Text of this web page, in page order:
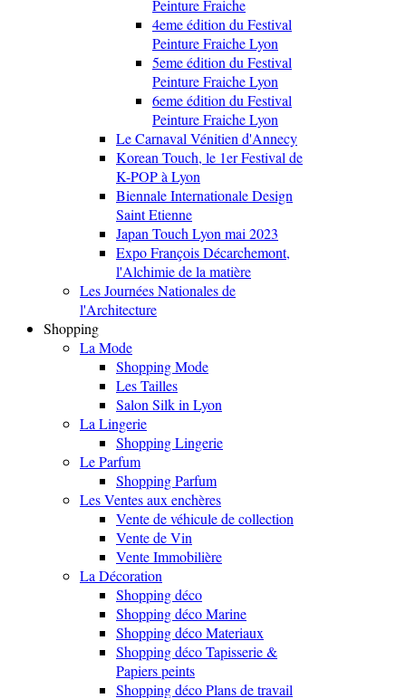
Peinture Fraiche
4eme édition du Festival
Peinture Fraiche Lyon
5eme édition du Festival
Peinture Fraiche Lyon
6eme édition du Festival
Peinture Fraiche Lyon
Le Carnaval Vénitien d'Annecy
Korean Touch, le 1er Festival de
K-POP à Lyon
Biennale Internationale Design
Saint Etienne
Japan Touch Lyon mai 2023
Expo François Décarchemont,
l'Alchimie de la matière
Les Journées Nationales de
l'Architecture
Shopping
La Mode
Shopping Mode
Les Tailles
Salon Silk in Lyon
La Lingerie
Shopping Lingerie
Le Parfum
Shopping Parfum
Les Ventes aux enchères
Vente de véhicule de collection
Vente de Vin
Vente Immobilière
La Décoration
Shopping déco
Shopping déco Marine
Shopping déco Materiaux
Shopping déco Tapisserie &
Papiers peints
Shopping déco Plans de travail